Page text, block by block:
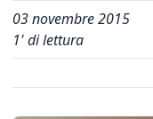
03 novembre 2015
1' di lettura